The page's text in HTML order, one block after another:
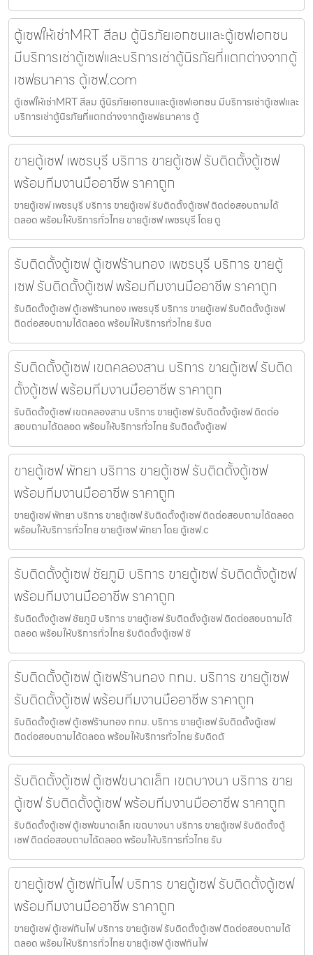
ตู้เซฟให้เช่าMRT สีลม ตู้นิรภัยเอกชนและตู้เซฟเอกชน
มีบริการเช่าตู้เซฟและบริการเช่าตู้นิรภัยที่แตกต่างจากตู้
เซฟธนาคาร ตู้เซฟ.com
ตู้เซฟให้เช่าMRT สีลม ตู้นิรภัยเอกชนและตู้เซฟเอกชน มีบริการเช่าตู้เซฟและ
บริการเช่าตู้นิรภัยที่แตกต่างจากตู้เซฟธนาคาร ตู้
ขายตู้เซฟ เพชรบุรี บริการ ขายตู้เซฟ รับติดตั้งตู้เซฟ
พร้อมทีมงานมืออาชีพ ราคาถูก
ขายตู้เซฟ เพชรบุรี บริการ ขายตู้เซฟ รับติดตั้งตู้เซฟ ติดต่อสอบถามได้
ตลอด พร้อมให้บริการทั่วไทย ขายตู้เซฟ เพชรบุรี โดย ตู
รับติดตั้งตู้เซฟ ตู้เซฟร้านทอง เพชรบุรี บริการ ขายตู้
เซฟ รับติดตั้งตู้เซฟ พร้อมทีมงานมืออาชีพ ราคาถูก
รับติดตั้งตู้เซฟ ตู้เซฟร้านทอง เพชรบุรี บริการ ขายตู้เซฟ รับติดตั้งตู้เซฟ
ติดต่อสอบถามได้ตลอด พร้อมให้บริการทั่วไทย รับต
รับติดตั้งตู้เซฟ เขตคลองสาน บริการ ขายตู้เซฟ รับติด
ตั้งตู้เซฟ พร้อมทีมงานมืออาชีพ ราคาถูก
รับติดตั้งตู้เซฟ เขตคลองสาน บริการ ขายตู้เซฟ รับติดตั้งตู้เซฟ ติดต่อ
สอบถามได้ตลอด พร้อมให้บริการทั่วไทย รับติดตั้งตู้เซฟ
ขายตู้เซฟ พัทยา บริการ ขายตู้เซฟ รับติดตั้งตู้เซฟ
พร้อมทีมงานมืออาชีพ ราคาถูก
ขายตู้เซฟ พัทยา บริการ ขายตู้เซฟ รับติดตั้งตู้เซฟ ติดต่อสอบถามได้ตลอด
พร้อมให้บริการทั่วไทย ขายตู้เซฟ พัทยา โดย ตู้เซฟ.c
รับติดตั้งตู้เซฟ ชัยภูมิ บริการ ขายตู้เซฟ รับติดตั้งตู้เซฟ
พร้อมทีมงานมืออาชีพ ราคาถูก
รับติดตั้งตู้เซฟ ชัยภูมิ บริการ ขายตู้เซฟ รับติดตั้งตู้เซฟ ติดต่อสอบถามได้
ตลอด พร้อมให้บริการทั่วไทย รับติดตั้งตู้เซฟ ชั
รับติดตั้งตู้เซฟ ตู้เซฟร้านทอง กทม. บริการ ขายตู้เซฟ
รับติดตั้งตู้เซฟ พร้อมทีมงานมืออาชีพ ราคาถูก
รับติดตั้งตู้เซฟ ตู้เซฟร้านทอง กทม. บริการ ขายตู้เซฟ รับติดตั้งตู้เซฟ
ติดต่อสอบถามได้ตลอด พร้อมให้บริการทั่วไทย รับติดตั
รับติดตั้งตู้เซฟ ตู้เซฟขนาดเล็ก เขตบางนา บริการ ขาย
ตู้เซฟ รับติดตั้งตู้เซฟ พร้อมทีมงานมืออาชีพ ราคาถูก
รับติดตั้งตู้เซฟ ตู้เซฟขนาดเล็ก เขตบางนา บริการ ขายตู้เซฟ รับติดตั้งตู้
เซฟ ติดต่อสอบถามได้ตลอด พร้อมให้บริการทั่วไทย รับ
ขายตู้เซฟ ตู้เซฟกันไฟ บริการ ขายตู้เซฟ รับติดตั้งตู้เซฟ
พร้อมทีมงานมืออาชีพ ราคาถูก
ขายตู้เซฟ ตู้เซฟกันไฟ บริการ ขายตู้เซฟ รับติดตั้งตู้เซฟ ติดต่อสอบถามได้
ตลอด พร้อมให้บริการทั่วไทย ขายตู้เซฟ ตู้เซฟกันไฟ